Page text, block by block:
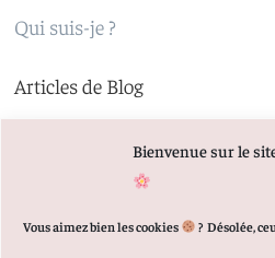
Bienvenue sur le
Vous aimez bien les cookies ? Désolée,
Qui suis-je ?
Articles de Blog
Prendre Rendez-vous en ligne
© 2021-2026 Copyright – Tous